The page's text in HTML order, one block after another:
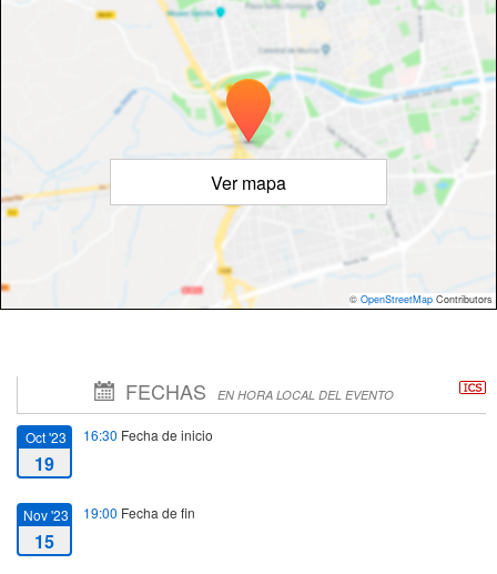
Ver mapa
© OpenStreetMap Contributors
FECHAS EN HORA LOCAL DEL EVENTO
Oct '23
19
16:30 Fecha de inicio
Nov '23
15
19:00 Fecha de fin